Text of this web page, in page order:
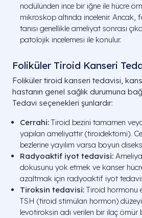
nodülünden ince bir iğne ile hücre
mikroskop altında incelenir. Ancak,
tanısı genellikle ameliyat sonrası
patolojik incelemesi ile konulur.
Foliküler Tiroid Kanseri
Foliküler tiroid kanseri tedavisi,
hastanın genel sağlık durumuna
Tedavi seçenekleri şunlardır:
Cerrahi: Tiroid bezini tamamen
yapılan ameliyattır (tiroidektomi).
bezlerine yayılım varsa boyun
Radyoaktif iyot tedavisi:
dokusunu yok etmek ve kanser
azaltmak için radyoaktif iyot
Tiroksin tedavisi: Tiroid hormonu
TSH (tiroid stimülan hormon)
levotiroksin adı verilen bir ilaç ömür